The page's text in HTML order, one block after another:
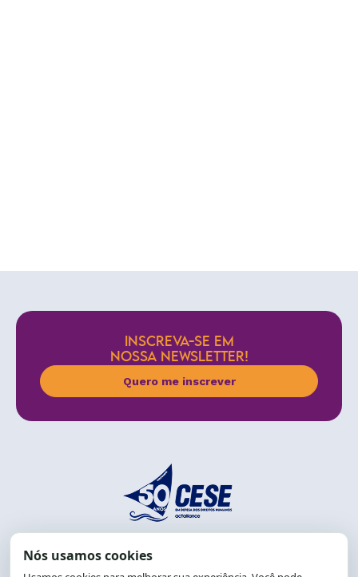
INSCREVA-SE EM
NOSSA NEWSLETTER!
Quero me inscrever
End.: R. da Graça, 150. Graça
CEP: 40.150-055